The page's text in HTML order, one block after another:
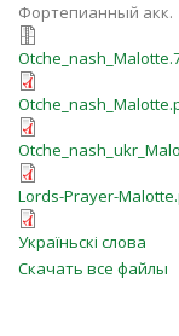
Фортепианный акк.
Lords-
Lords-Prayer-
Отче
Україньскі слова
Скачать все файлы